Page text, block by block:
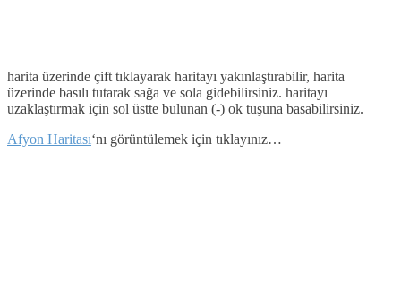
harita üzerinde çift tıklayarak haritayı yakınlaştırabilir, harita
üzerinde basılı tutarak sağa ve sola gidebilirsiniz. haritayı
uzaklaştırmak için sol üstte bulunan (-) ok tuşuna basabilirsiniz.
Afyon Haritası‘nı görüntülemek için tıklayınız…